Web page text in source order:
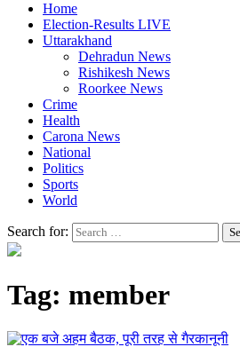
Home
Election-Results LIVE
Uttarakhand
Dehradun News
Rishikesh News
Roorkee News
Crime
Health
Carona News
National
Politics
Sports
World
Search for:
Tag: member